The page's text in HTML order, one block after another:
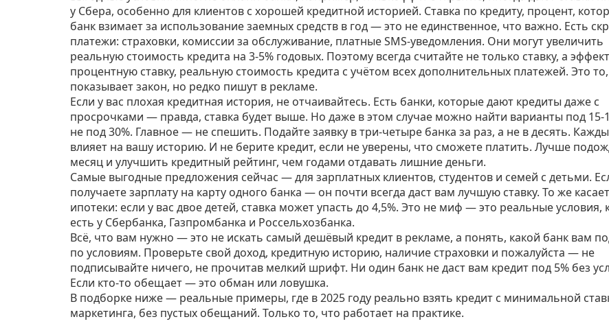
у Сбера, особенно для клиентов с хорошей кредитной историей. Ставка по кредиту, процент,
банк взимает за использование заемных средств в год— это не единственное, что важно. Есть
платежи: страховки, комиссии за обслуживание, платные SMS-уведомления. Они могут увеличить
реальную стоимость кредита на 3-5% годовых. Поэтому всегда считайте не только ставку, а
процентную ставку, реальную стоимость кредита с учётом всех дополнительных платежей. Это
показывает закон, но редко пишут в рекламе.
Если у вас плохая кредитная история, не отчаивайтесь. Есть банки, которые дают кредиты даже с
просрочками — правда, ставка будет выше. Но даже в этом случае можно найти варианты под 15-
не под 30%. Главное — не спешить. Подайте заявку в три-четыре банка за раз, а не в десять.
влияет на вашу историю. И не берите кредит, если не уверены, что сможете платить. Лучше
месяц и улучшить кредитный рейтинг, чем годами отдавать лишние деньги.
Самые выгодные предложения сейчас — для зарплатных клиентов, студентов и семей с детьми.
получаете зарплату на карту одного банка — он почти всегда даст вам лучшую ставку. То же
ипотеки: если у вас двое детей, ставка может упасть до 4,5%. Это не миф — это реальные условия,
есть у Сбербанка, Газпромбанка и Россельхозбанка.
Всё, что вам нужно — это не искать самый дешёвый кредит в рекламе, а понять, какой банк вам
по условиям. Проверьте свой доход, кредитную историю, наличие страховки и пожалуйста — не
подписывайте ничего, не прочитав мелкий шрифт. Ни один банк не даст вам кредит под 5% без
Если кто-то обещает — это обман или ловушка.
В подборке ниже — реальные примеры, где в 2025 году реально взять кредит с минимальной
маркетинга, без пустых обещаний. Только то, что работает на практике.